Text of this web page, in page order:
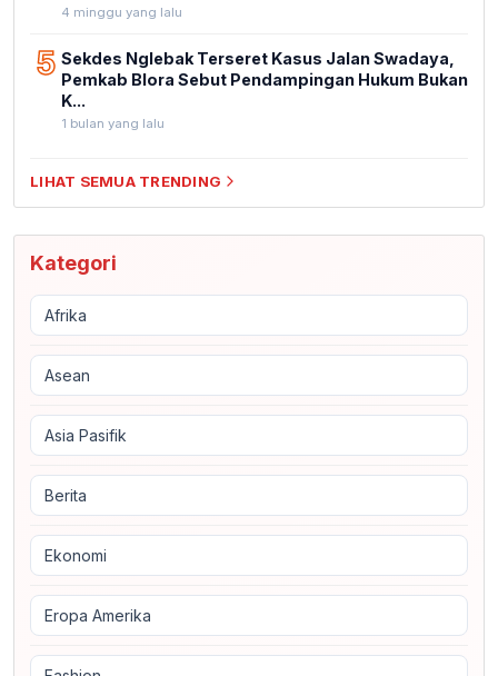
4 minggu yang lalu
5 Sekdes Nglebak Terseret Kasus Jalan Swadaya,
Pemkab Blora Sebut Pendampingan Hukum Bukan
K...
1 bulan yang lalu
LIHAT SEMUA TRENDING
Kategori
Afrika
Asean
Asia Pasifik
Berita
Ekonomi
Eropa Amerika